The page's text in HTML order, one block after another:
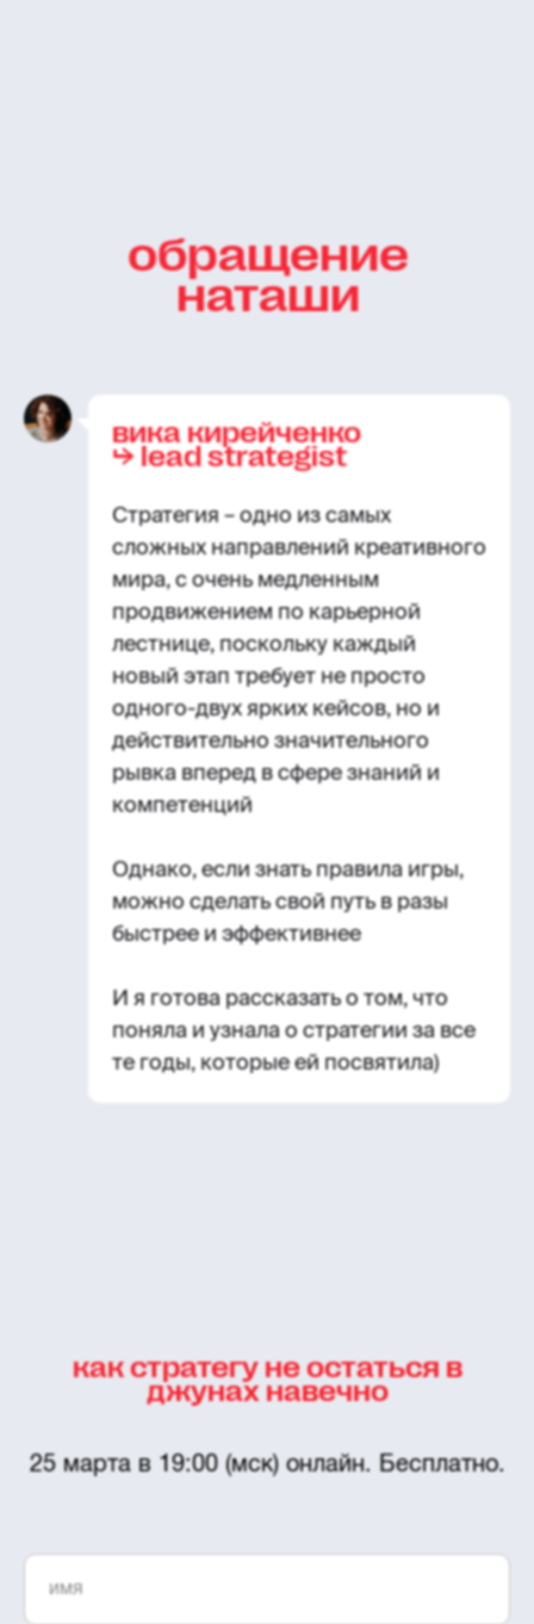
обращение
наташи
вика кирейченко
⮡ lead strategist
Стратегия – одно из самых
сложных направлений креативного
мира, с очень медленным
продвижением по карьерной
лестнице, поскольку каждый
новый этап требует не просто
одного-двух ярких кейсов, но и
действительно значительного
рывка вперед в сфере знаний и
компетенций
Однако, если знать правила игры,
можно сделать свой путь в разы
быстрее и эффективнее
И я готова рассказать о том, что
поняла и узнала о стратегии за все
те годы, которые ей посвятила)
как стратегу не остаться в
джунах навечно
25 марта в 19:00 (мск) онлайн. Бесплатно.